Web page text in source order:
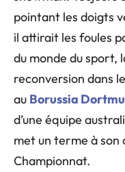
pointant les doigts
il attirait les foules
du monde du sport,
reconversion dans
au Borussia
d’une équipe
met un terme à
Championnat.